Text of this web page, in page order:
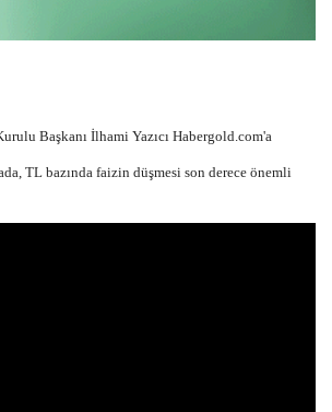
Başkanı İlhami Yazıcı Habergold.com'a
TL bazında faizin düşmesi son derece önemli